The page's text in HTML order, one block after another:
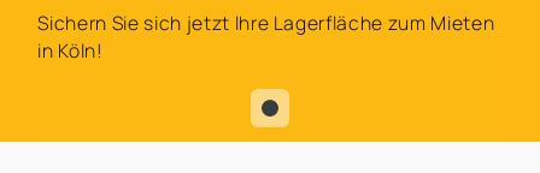
Sichern Sie sich jetzt Ihre Lagerfläche zum Mieten
in Köln!